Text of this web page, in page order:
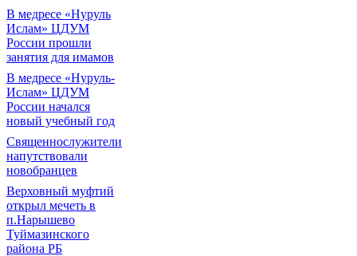
В медресе «Нуруль
Ислам» ЦДУМ
России прошли
занятия для имамов
В медресе «Нуруль-
Ислам» ЦДУМ
России начался
новый учебный год
Священнослужители
напутствовали
новобранцев
Верховный муфтий
открыл мечеть в
п.Нарышево
Туймазинского
района РБ